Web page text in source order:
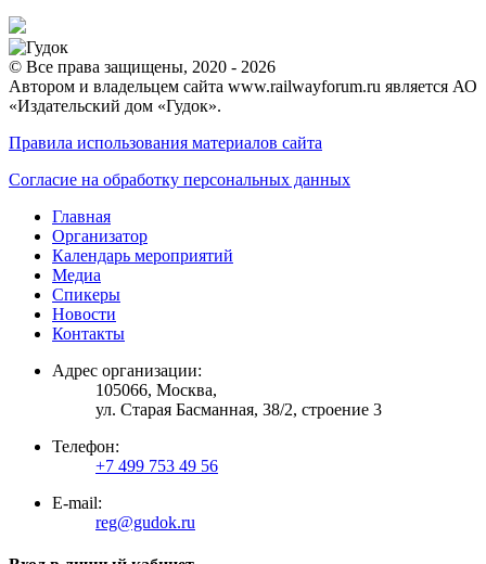
© Все права защищены, 2020 - 2026
Автором и владельцем сайта www.railwayforum.ru является АО
«Издательский дом «Гудок».
Правила использования материалов сайта
Согласие на обработку персональных данных
Главная
Организатор
Календарь мероприятий
Медиа
Спикеры
Новости
Контакты
Адрес организации:
105066, Москва,
ул. Старая Басманная, 38/2, строение 3
Телефон:
+7 499 753 49 56
E-mail:
reg@gudok.ru